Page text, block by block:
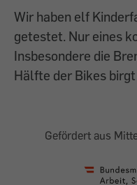
Wir haben elf
getestet. Nur eines
Insbesondere die
Hälfte der Bikes
Gefördert aus